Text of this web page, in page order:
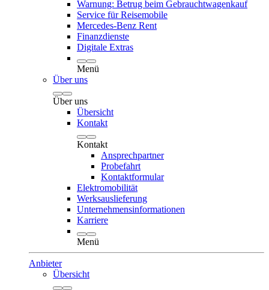
Warnung: Betrug beim Gebrauchtwagenkauf
Service für Reisemobile
Mercedes-Benz Rent
Finanzdienste
Digitale Extras
Menü
Über uns
Über uns
Übersicht
Kontakt
Kontakt
Ansprechpartner
Probefahrt
Kontaktformular
Elektromobilität
Werksauslieferung
Unternehmensinformationen
Karriere
Menü
Anbieter
Übersicht